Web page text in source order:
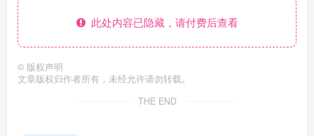
此处内容已隐藏，请付费后查看
© 版权声明
文章版权归作者所有，未经允许请勿转载。
THE END